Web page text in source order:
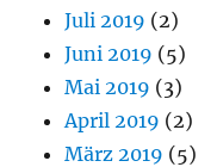
Juli 2019 (2)
Juni 2019 (5)
Mai 2019 (3)
April 2019 (2)
März 2019 (5)